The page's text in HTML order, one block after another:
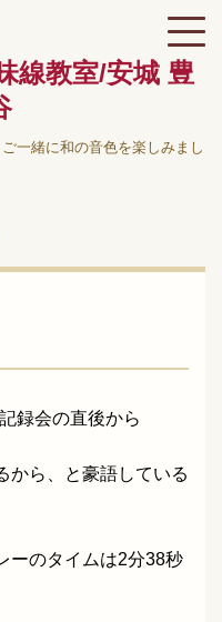
線教室/安城 豊
一緒に和の音色を楽しみまし
録会の直後から
から、と豪語している
ーのタイムは2分38秒